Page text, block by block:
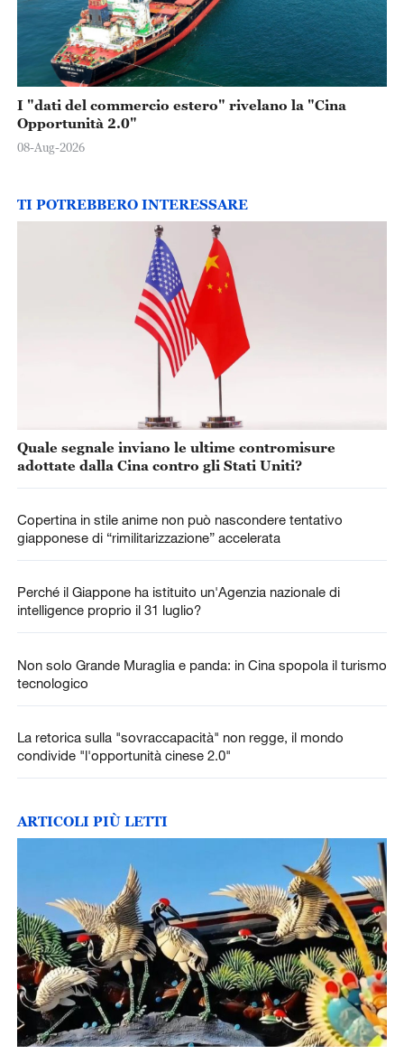
I "dati del commercio estero" rivelano la "Cina
Opportunità 2.0"
08-Aug-2026
TI POTREBBERO INTERESSARE
Quale segnale inviano le ultime contromisure
adottate dalla Cina contro gli Stati Uniti?
Copertina in stile anime non può nascondere tentativo
giapponese di “rimilitarizzazione” accelerata
Perché il Giappone ha istituito un'Agenzia nazionale di
intelligence proprio il 31 luglio?
Non solo Grande Muraglia e panda: in Cina spopola il turismo
tecnologico
La retorica sulla "sovraccapacità" non regge, il mondo
condivide "l'opportunità cinese 2.0"
ARTICOLI PIÙ LETTI